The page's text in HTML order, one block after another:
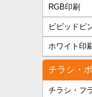
RGB印刷
ビビッドピ
ホワイト印刷
チラシ・
チラシ・フ